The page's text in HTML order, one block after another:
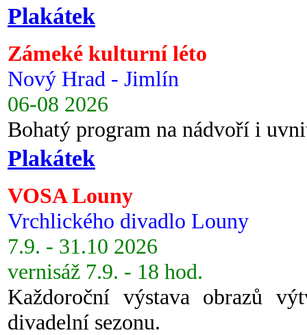
Plakátek
Zámeké kulturní léto
Nový Hrad - Jimlín
06-08 2026
Bohatý program na nádvoří i
Plakátek
VOSA Louny
Vrchlického divadlo Louny
7.9. - 31.10 2026
vernisáž 7.9. - 18 hod.
Každoroční výstava obrazů
divadelní sezonu.